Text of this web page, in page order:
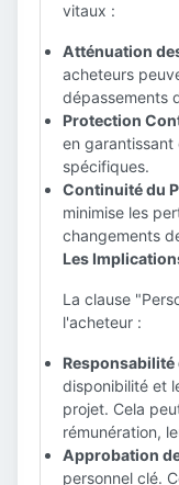
vitaux :
Atténuation
acheteurs
dépassements
Protection
en
spécifiques.
Continuité du
minimise les
changements
Les
La clause
l'acheteur :
disponibilité et
projet. Cela
rémunération,
Approbation
personnel clé.